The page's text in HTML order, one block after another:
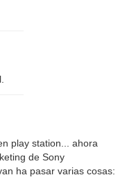
play station... ahora
de Sony
ha pasar varias cosas: